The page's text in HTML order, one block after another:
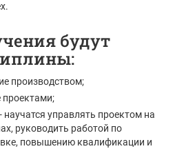
будут
производством;
проектами;
управлять проектом на
руководить работой по
повышению квалификации и